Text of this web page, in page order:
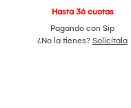
Hasta 36 cuotas
Pagando con Sip
¿No la tienes? Solicítala